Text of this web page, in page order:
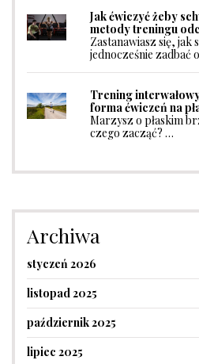
Jak ćwiczyć żeby
metody treningu
Zastanawiasz się, jak
jednocześnie zadbać
Trening
forma ćwiczeń na
Marzysz o płaskim
czego zacząć? …
Archiwa
styczeń 2026
listopad 2025
październik 2025
lipiec 2025